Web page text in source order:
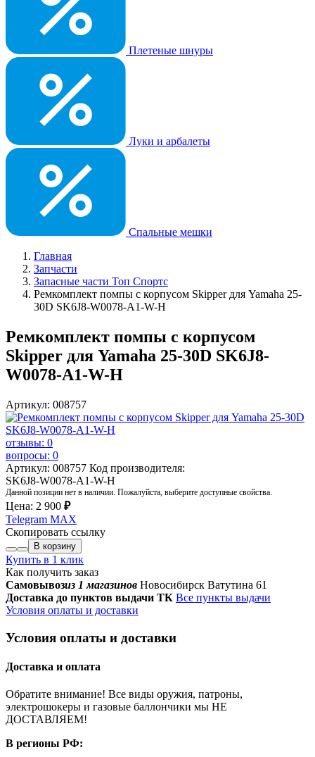
Плетеные шнуры
Луки и арбалеты
Спальные мешки
Главная
Запчасти
Запасные части Топ Спортс
Ремкомплект помпы с корпусом Skipper для Yamaha 25-
30D SK6J8-W0078-A1-W-H
Ремкомплект помпы с корпусом
Skipper для Yamaha 25-30D SK6J8-
W0078-A1-W-H
Артикул: 008757
отзывы: 0
вопросы: 0
Артикул: 008757 Код производителя:
SK6J8-W0078-A1-W-H
Данной позиции нет в наличии. Пожалуйста, выберите доступные свойства.
Цена: 2 900 ₽
Telegram MAX
Скопировать ссылку
В корзину
Купить в 1 клик
Как получить заказ
Самовывозиз 1 магазинов Новосибирск Ватутина 61
Доставка до пунктов выдачи ТК Все пункты выдачи
Условия оплаты и доставки
Условия оплаты и доставки
Доставка и оплата
Обратите внимание! Все виды оружия, патроны,
электрошокеры и газовые баллончики мы НЕ
ДОСТАВЛЯЕМ!
В регионы РФ: